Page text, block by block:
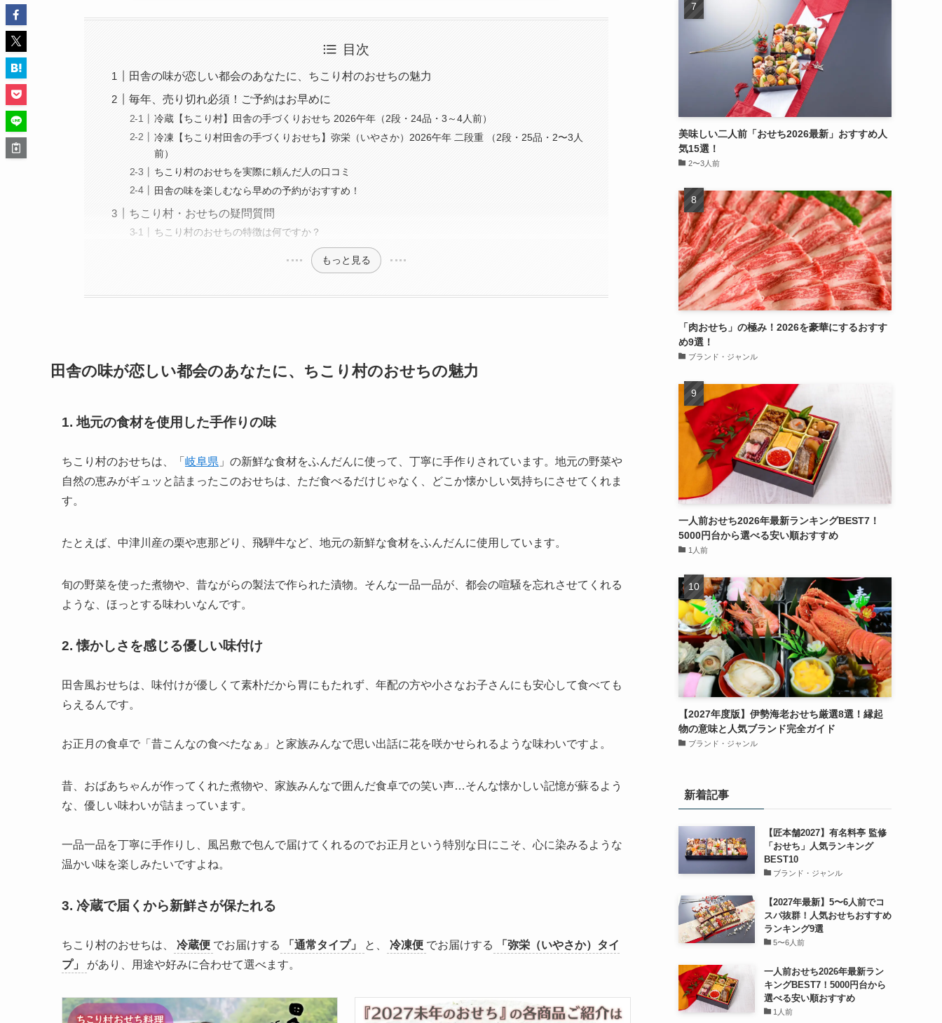
目次
田舎の味が恋しい都会のあなたに、ちこり村のおせちの魅力
毎年、売り切れ必須！ご予約はお早めに
冷蔵【ちこり村】田舎の手づくりおせち 2026午年（2段・24品・3～4人前）
冷凍【ちこり村田舎の手づくりおせち】弥栄（いやさか）2026午年 二段重 （2段・25品・2〜3人
前）
ちこり村のおせちを実際に頼んだ人の口コミ
田舎の味を楽しむなら早めの予約がおすすめ！
ちこり村・おせちの疑問質問
ちこり村のおせちの特徴は何ですか？
もっと見る
田舎の味が恋しい都会のあなたに、ちこり村のおせちの魅力
1. 地元の食材を使用した手作りの味
ちこり村のおせちは、「 岐阜県 」の新鮮な食材をふんだんに使って、丁寧に手作りされています。地元の野菜や
自然の恵みがギュッと詰まったこのおせちは、ただ食べるだけじゃなく、どこか懐かしい気持ちにさせてくれま
す。
たとえば、中津川産の栗や恵那どり、飛騨牛など、地元の新鮮な食材をふんだんに使用しています。
旬の野菜を使った煮物や、昔ながらの製法で作られた漬物。そんな一品一品が、都会の喧騒を忘れさせてくれる
ような、ほっとする味わいなんです。
2. 懐かしさを感じる優しい味付け
田舎風おせちは、味付けが優しくて素朴だから胃にもたれず、年配の方や小さなお子さんにも安心して食べても
らえるんです。
お正月の食卓で「昔こんなの食べたなぁ」と家族みんなで思い出話に花を咲かせられるような味わいですよ。
昔、おばあちゃんが作ってくれた煮物や、家族みんなで囲んだ食卓での笑い声…そんな懐かしい記憶が蘇るよう
な、優しい味わいが詰まっています。
一品一品を丁寧に手作りし、風呂敷で包んで届けてくれるのでお正月という特別な日にこそ、心に染みるような
温かい味を楽しみたいですよね。
3. 冷蔵で届くから新鮮さが保たれる
ちこり村のおせちは、 冷蔵便 でお届けする 「通常タイプ」 と、 冷凍便 でお届けする
「弥栄（いやさか）タイ
プ」
があり、用途や好みに合わせて選べます。
美味しい二人前「おせち2026最新」おすすめ人
気15選！
2〜3人前
「肉おせち」の極み！2026を豪華にするおすす
め9選！
ブランド・ジャンル
一人前おせち2026年最新ランキングBEST7！
5000円台から選べる安い順おすすめ
1人前
【2027年度版】伊勢海老おせち厳選8選！縁起
物の意味と人気ブランド完全ガイド
ブランド・ジャンル
新着記事
【匠本舗2027】有名料亭 監修
「おせち」人気ランキング
BEST10
ブランド・ジャンル
【2027年最新】5〜6人前でコ
スパ抜群！人気おせちおすすめ
ランキング9選
5〜6人前
一人前おせち2026年最新ラン
キングBEST7！5000円台から
選べる安い順おすすめ
1人前